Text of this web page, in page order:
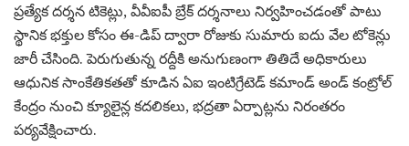
ప్రత్యేక దర్శన టికెట్లు, వీవీఐపీ బ్రేక్ దర్శనాలు నిర్వహించడంతో పాటు
స్థానిక భక్తుల కోసం ఈ-డిప్ ద్వారా రోజుకు సుమారు ఐదు వేల టోకెన్లు
జారీ చేసింది. పెరుగుతున్న రద్దీకి అనుగుణంగా తితిదే అధికారులు
ఆధునిక సాంకేతికతతో కూడిన ఏఐ ఇంటిగ్రేటెడ్ కమాండ్ అండ్ కంట్రోల్
కేంద్రం నుంచి క్యూలైన్ల కదలికలు, భద్రతా ఏర్పాట్లను నిరంతరం
పర్యవేక్షించారు.